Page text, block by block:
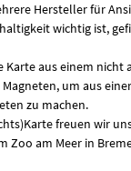
Hersteller für
wichtig ist,
Karte aus einem nicht
um aus
zu machen.
freuen wir
Zoo am Meer in